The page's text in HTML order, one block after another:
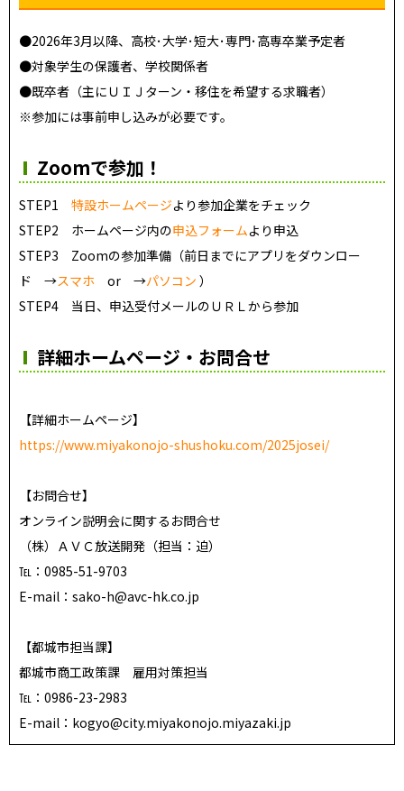
●2026年3月以降、高校･大学･短大･専門･高専卒業予定者
●対象学生の保護者、学校関係者
●既卒者（主にＵＩＪターン・移住を希望する求職者）
※参加には事前申し込みが必要です。
Zoomで参加！
STEP1 特設ホームページより参加企業をチェック
STEP2 ホームページ内の申込フォームより申込
STEP3 Zoomの参加準備（前日までにアプリをダウンロー
ド →スマホ or →パソコン ）
STEP4 当日、申込受付メールのＵＲＬから参加
詳細ホームページ・お問合せ
【詳細ホームページ】
https://www.miyakonojo-shushoku.com/2025josei/
【お問合せ】
オンライン説明会に関するお問合せ
（株）ＡＶＣ放送開発（担当：迫）
℡：0985-51-9703
E-mail：sako-h@avc-hk.co.jp
【都城市担当課】
都城市商工政策課 雇用対策担当
℡：0986-23-2983
E-mail：kogyo@city.miyakonojo.miyazaki.jp